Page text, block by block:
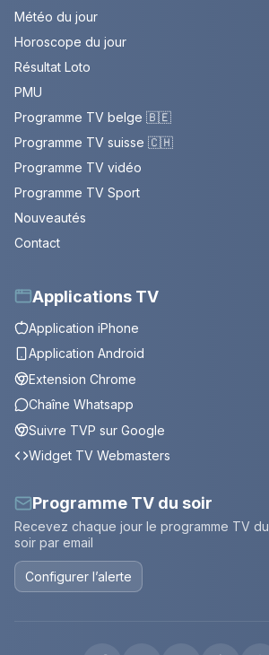
Météo du jour
Horoscope du jour
Résultat Loto
PMU
Programme TV belge 🇧🇪
Programme TV suisse 🇨🇭
Programme TV vidéo
Programme TV Sport
Nouveautés
Contact
Applications TV
Application iPhone
Application Android
Extension Chrome
Chaîne Whatsapp
Suivre TVP sur Google
Widget TV Webmasters
Programme TV du soir
Recevez chaque jour le programme TV du
soir par email
Configurer l’alerte